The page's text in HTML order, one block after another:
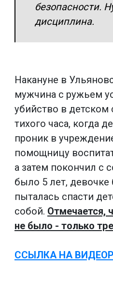
безопасности.
дисциплина.
Накануне в
мужчина с ружьем
убийство в детском
тихого часа, когда
проник в
помощницу
а затем покончил с
было 5 лет, девочке
пыталась спасти
собой. Отмечается,
не было - только
ССЫЛКА НА